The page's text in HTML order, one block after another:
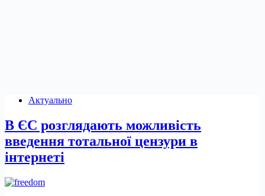
Актуально
В ЄС розглядають можливість
введення тотальної цензури в
інтернеті